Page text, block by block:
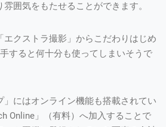
囲気をもたせることができます。
クストラ撮影」からこだわりはじめ
すると何十分も使ってしまいそうで
」にはオンライン機能も搭載されてい
Online」（有料）へ加入することで